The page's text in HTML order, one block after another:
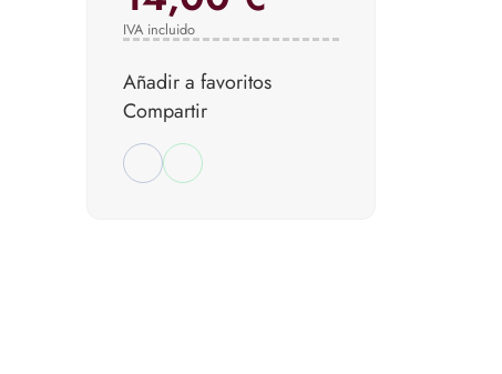
IVA incluido
Añadir a favoritos
Compartir